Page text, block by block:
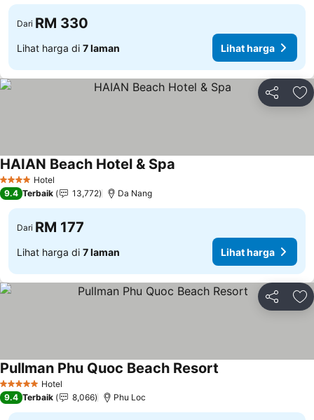
Dari RM 330
Lihat harga di 7 laman Lihat harga
Kongsi
4 BintangHotel
HAIAN Beach Hotel & Spa
9.4 Terbaik 13,772 Da Nang
Dari RM 177
Lihat harga di 7 laman Lihat harga
Kongsi
5 Bintang Hotel
Pullman Phu Quoc Beach Resort
9.4 Terbaik 8,066 Phu Loc